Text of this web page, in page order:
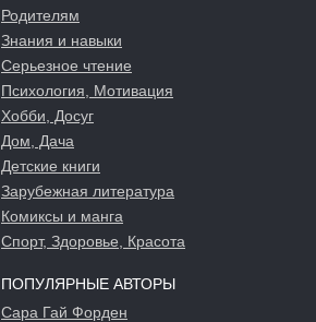
Родителям
Знания и навыки
Серьезное чтение
Психология, Мотивация
Хобби, Досуг
Дом, Дача
Детские книги
Зарубежная литература
Комиксы и манга
Спорт, Здоровье, Красота
ПОПУЛЯРНЫЕ АВТОРЫ
Сара Гай Форден